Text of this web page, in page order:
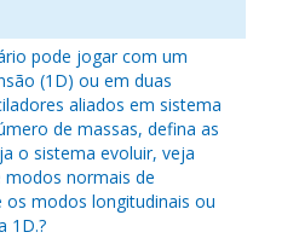
pode jogar com um
(1D) ou em duas
aliados em sistema
de massas, defina as
o sistema evoluir, veja
normais de
modos longitudinais ou
1D.?